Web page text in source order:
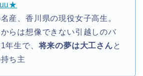
産、香川県の現役女子高生。
らは想像できない引越しのバ
年生で、将来の夢は大工さんと
ち主